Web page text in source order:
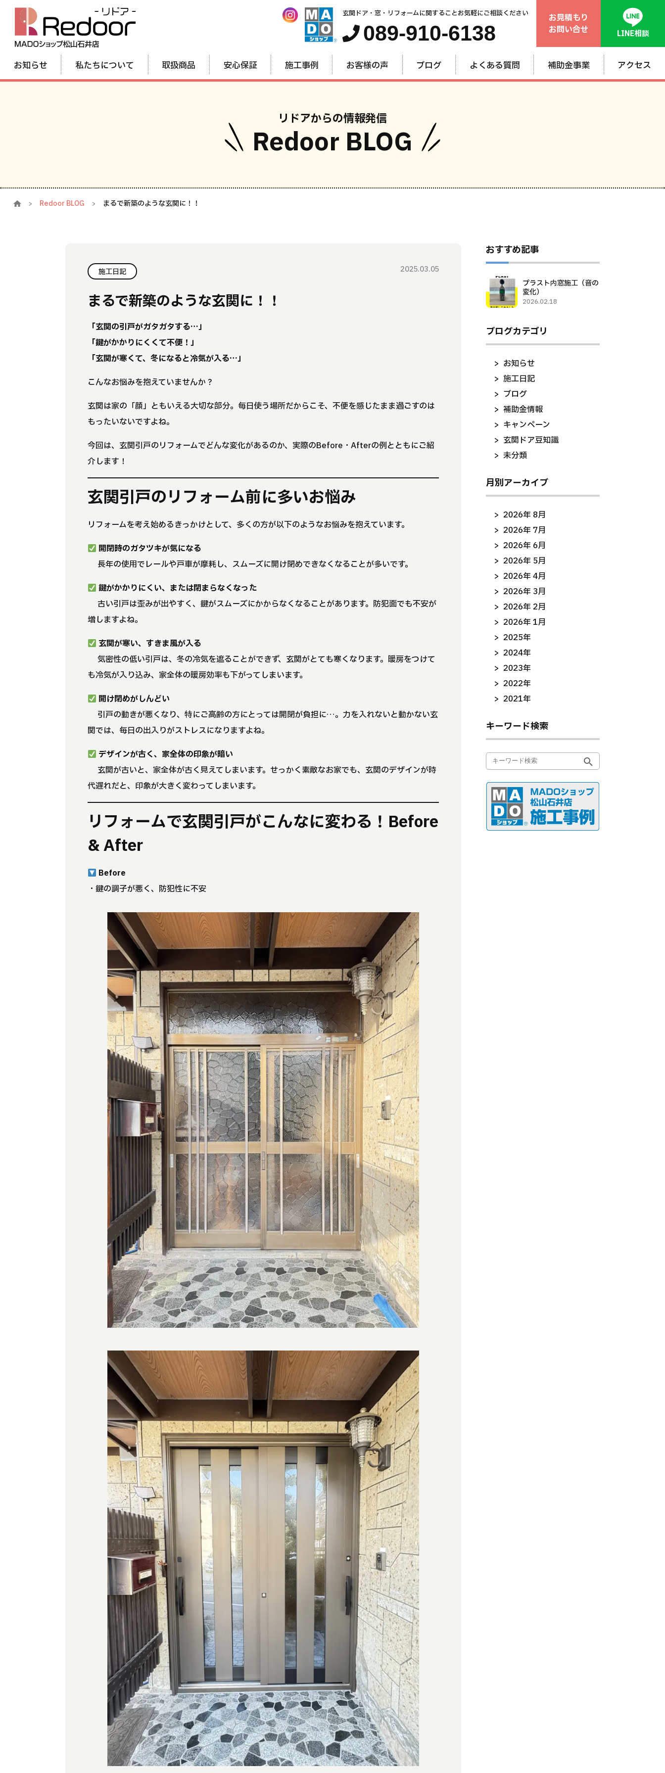
玄関ドア・窓・リフォームに関することお気軽にご相談ください
089-910-6138
お見積もり
お問い合せ
LINE相談
お知らせ 私たちについて 取扱商品 安心保証 施工事例 お客様の声 ブログ よくある質問 補助金事業 アクセス
リドアからの情報発信
Redoor BLOG
Redoor BLOG まるで新築のような玄関に！！
施工日記 2025.03.05
まるで新築のような玄関に！！
「玄関の引戸がガタガタする…」
「鍵がかかりにくくて不便！」
「玄関が寒くて、冬になると冷気が入る…」
こんなお悩みを抱えていませんか？
玄関は家の「顔」ともいえる大切な部分。毎日使う場所だからこそ、不便を感じたまま過ごすのは
もったいないですよね。
今回は、玄関引戸のリフォームでどんな変化があるのか、実際のBefore・Afterの例とともにご紹
介します！
玄関引戸のリフォーム前に多いお悩み
リフォームを考え始めるきっかけとして、多くの方が以下のようなお悩みを抱えています。
開閉時のガタツキが気になる
→ 長年の使用でレールや戸車が摩耗し、スムーズに開け閉めできなくなることが多いです。
鍵がかかりにくい、または閉まらなくなった
→ 古い引戸は歪みが出やすく、鍵がスムーズにかからなくなることがあります。防犯面でも不安が
増しますよね。
玄関が寒い、すきま風が入る
→ 気密性の低い引戸は、冬の冷気を遮ることができず、玄関がとても寒くなります。暖房をつけて
も冷気が入り込み、家全体の暖房効率も下がってしまいます。
開け閉めがしんどい
→ 引戸の動きが悪くなり、特にご高齢の方にとっては開閉が負担に…。力を入れないと動かない玄
関では、毎日の出入りがストレスになりますよね。
デザインが古く、家全体の印象が暗い
→ 玄関が古いと、家全体が古く見えてしまいます。せっかく素敵なお家でも、玄関のデザインが時
代遅れだと、印象が大きく変わってしまいます。
リフォームで玄関引戸がこんなに変わる！Before
& After
Before
・鍵の調子が悪く、防犯性に不安
おすすめ記事
プラスト内窓施工（音の
変化）
2026.02.18
ブログカテゴリ
お知らせ
施工日記
ブログ
補助金情報
キャンペーン
玄関ドア豆知識
未分類
月別アーカイブ
2026年 8月
2026年 7月
2026年 6月
2026年 5月
2026年 4月
2026年 3月
2026年 2月
2026年 1月
2025年
2024年
2023年
2022年
2021年
キーワード検索